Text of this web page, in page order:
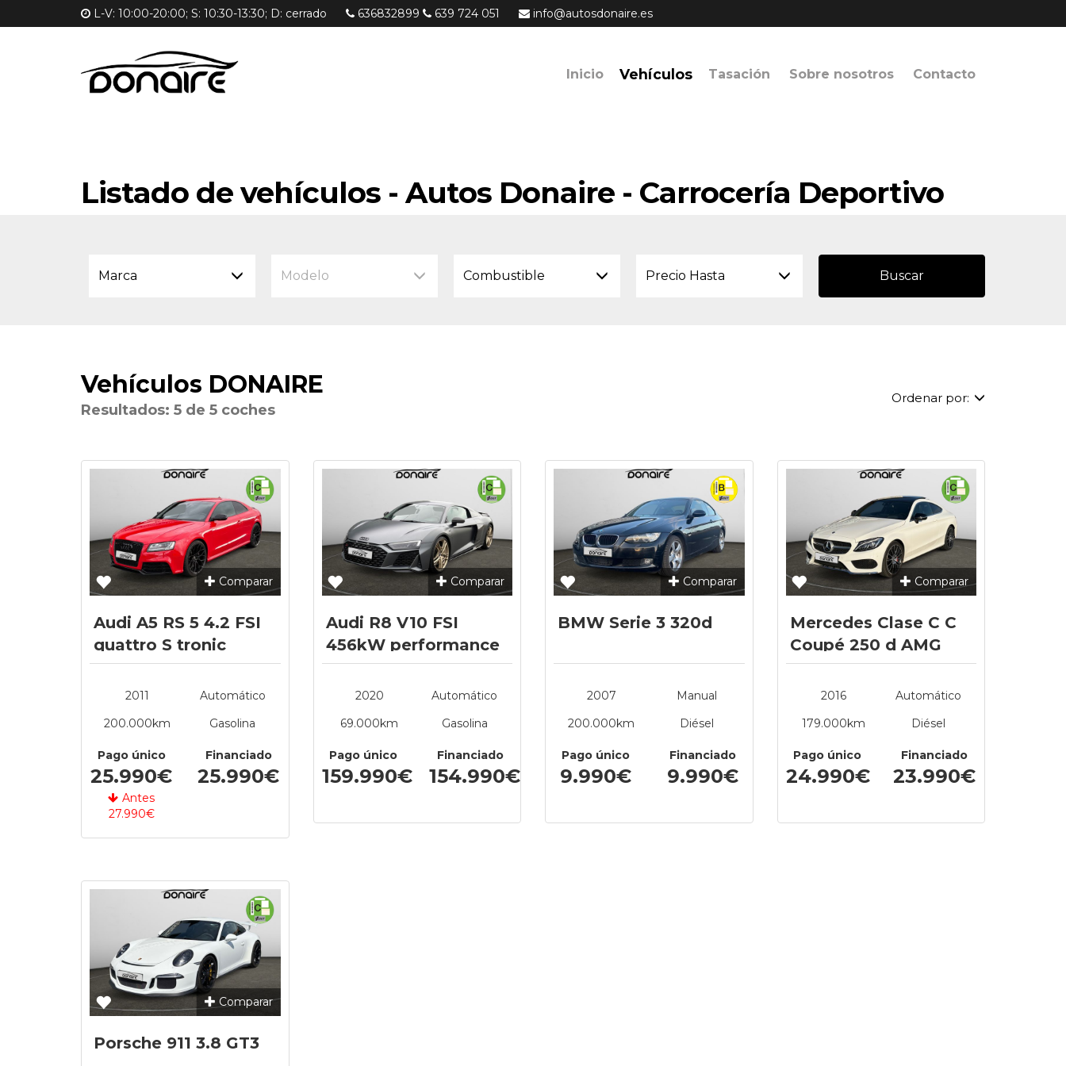
L-V: 10:00-20:00; S: 10:30-13:30; D: cerrado 636832899 639 724 051 info@autosdonaire.es
Inicio Vehículos Tasación Sobre nosotros Contacto
Listado de vehículos - Autos Donaire - Carrocería Deportivo
Marca Modelo Combustible Precio Hasta Buscar
Vehículos DONAIRE
Resultados: 5 de 5 coches
Ordenar por:
Comparar
Audi A5 RS 5 4.2 FSI
quattro S tronic
2011
200.000km
Automático
Gasolina
Pago único
25.990€
Antes
27.990€
Financiado
25.990€
Comparar
Audi R8 V10 FSI
456kW performance
quattro S tro
2020
69.000km
Automático
Gasolina
Pago único
159.990€
Financiado
154.990€
Comparar
BMW Serie 3 320d
2007
200.000km
Manual
Diésel
Pago único
9.990€
Financiado
9.990€
Comparar
Mercedes Clase C C
Coupé 250 d AMG
Line
2016
179.000km
Automático
Diésel
Pago único
24.990€
Financiado
23.990€
Comparar
Porsche 911 3.8 GT3